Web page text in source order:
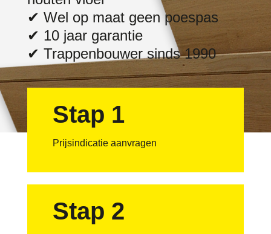
✔ Wel op maat geen poespas
✔ 10 jaar garantie
✔ Trappenbouwer sinds 1990
Stap 1
Prijsindicatie aanvragen
Stap 2